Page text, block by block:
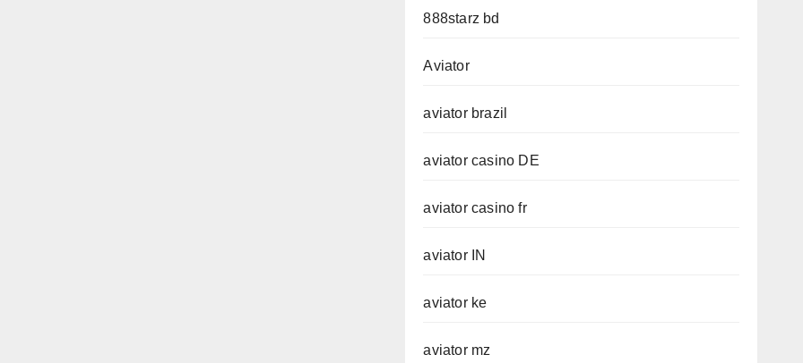
888starz bd
Aviator
aviator brazil
aviator casino DE
aviator casino fr
aviator IN
aviator ke
aviator mz